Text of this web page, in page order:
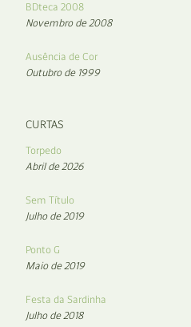
BDteca 2008
Novembro de 2008
Ausência de Cor
Outubro de 1999
CURTAS
Torpedo
Abril de 2026
Sem Título
Julho de 2019
Ponto G
Maio de 2019
Festa da Sardinha
Julho de 2018